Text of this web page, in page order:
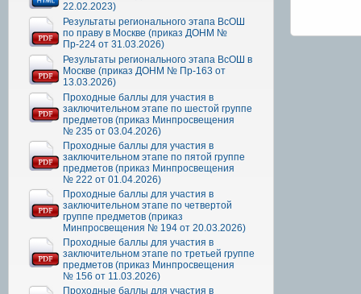
22.02.2023)
Результаты регионального этапа ВсОШ
по праву в Москве (приказ ДОНМ №
Пр-224 от 31.03.2026)
Результаты регионального этапа ВсОШ в
Москве (приказ ДОНМ № Пр-163 от
13.03.2026)
Проходные баллы для участия в
заключительном этапе по шестой группе
предметов (приказ Минпросвещения
№ 235 от 03.04.2026)
Проходные баллы для участия в
заключительном этапе по пятой группе
предметов (приказ Минпросвещения
№ 222 от 01.04.2026)
Проходные баллы для участия в
заключительном этапе по четвертой
группе предметов (приказ
Минпросвещения № 194 от 20.03.2026)
Проходные баллы для участия в
заключительном этапе по третьей группе
предметов (приказ Минпросвещения
№ 156 от 11.03.2026)
Проходные баллы для участия в